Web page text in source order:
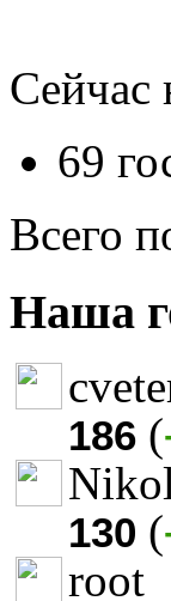
Сейчас
69
Всего
Наша
186 (
130 (
root